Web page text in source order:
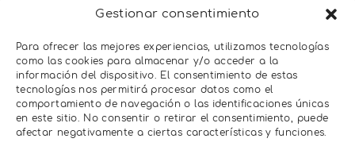
Gestionar consentimiento
Para ofrecer las mejores experiencias, utilizamos tecnologías
como las cookies para almacenar y/o acceder a la
información del dispositivo. El consentimiento de estas
tecnologías nos permitirá procesar datos como el
comportamiento de navegación o las identificaciones únicas
en este sitio. No consentir o retirar el consentimiento, puede
afectar negativamente a ciertas características y funciones.
de punto de rocío (AQUALAB 3 o 4TE)
para la evaluación final
Tiempo: debe realizarse una prueba
de precisión completa (1 minuto para
la predicción, 5-7 minutos para la